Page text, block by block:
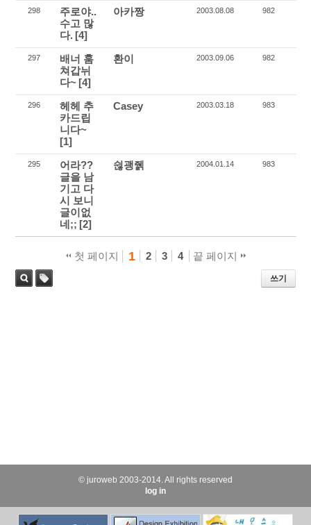
298
주로야..
수고 많
다. [4]
아카짱 2003.08.08 982
297
배너 훔
쳐갑뉘
다~ [4]
환이 2003.09.06 982
296
헤헤 추
카드립
니다~
[1]
Casey 2003.03.18 983
295
어라??
글을 남
기고 다
시 보니
글이없
네;; [2]
쉲괭줽 2004.01.14 983
첫 페이지 1 2 3 4 끝 페이지
쓰기
© juroweb 2003-2014. All rights reserved
log in